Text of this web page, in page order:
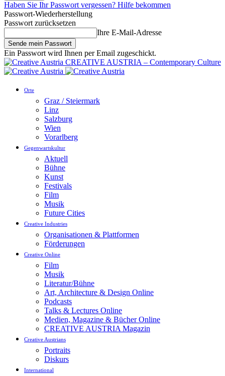
Haben Sie Ihr Passwort vergessen? Hilfe bekommen
Passwort-Wiederherstellung
Passwort zurücksetzen
Ihre E-Mail-Adresse
Ein Passwort wird Ihnen per Email zugeschickt.
CREATIVE AUSTRIA – Contemporary Culture
Orte
Graz / Steiermark
Linz
Salzburg
Wien
Vorarlberg
Gegenwartskultur
Aktuell
Bühne
Kunst
Festivals
Film
Musik
Future Cities
Creative Industries
Organisationen & Plattformen
Förderungen
Creative Online
Film
Musik
Literatur/Bühne
Art, Architecture & Design Online
Podcasts
Talks & Lectures Online
Medien, Magazine & Bücher Online
CREATIVE AUSTRIA Magazin
Creative Austrians
Portraits
Diskurs
International